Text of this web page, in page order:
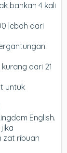
bahkan 4 kali
lebah dari
dari 21
untuk
English.
zat ribuan